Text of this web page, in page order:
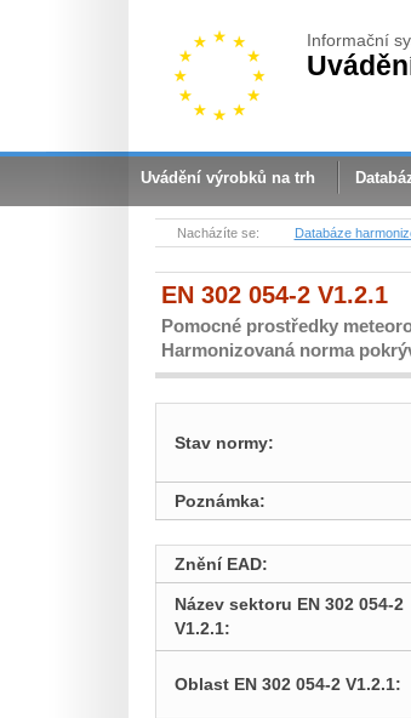
Informační
Uvádění výrobků na trh
Nacházíte se: Databáze
EN 302 054-2 V1.2.1
Pomocné prostředky
Harmonizovaná norma
Stav normy:
Poznámka:
Znění EAD:
Název sektoru EN 302 054-2
V1.2.1:
Oblast EN 302 054-2 V1.2.1: